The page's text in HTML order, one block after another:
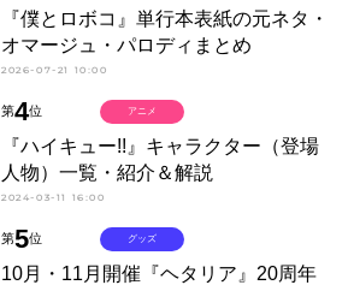
『僕とロボコ』単行本表紙の元ネタ・
オマージュ・パロディまとめ
2026-07-21 10:00
第4位
『ハイキュー!!』キャラクター（登場
人物）一覧・紹介＆解説
2024-03-11 16:00
アニメ
第5位
10月・11月開催『ヘタリア』20周年
グッズ